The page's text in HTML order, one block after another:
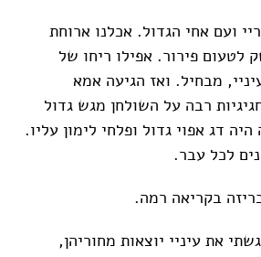
ועם אחי הגדול. אכלנו ארוחת
לטעום פירור. אפילו ריחו של
מבחיל. ואז הגיעה אמא
רבה על השולחן מגש גדול
דג אפוי גדול ופלחי לימון עליו.
לכל עבר.
בקריאה רמה.
את עיניי יוצאות מחוריהן,